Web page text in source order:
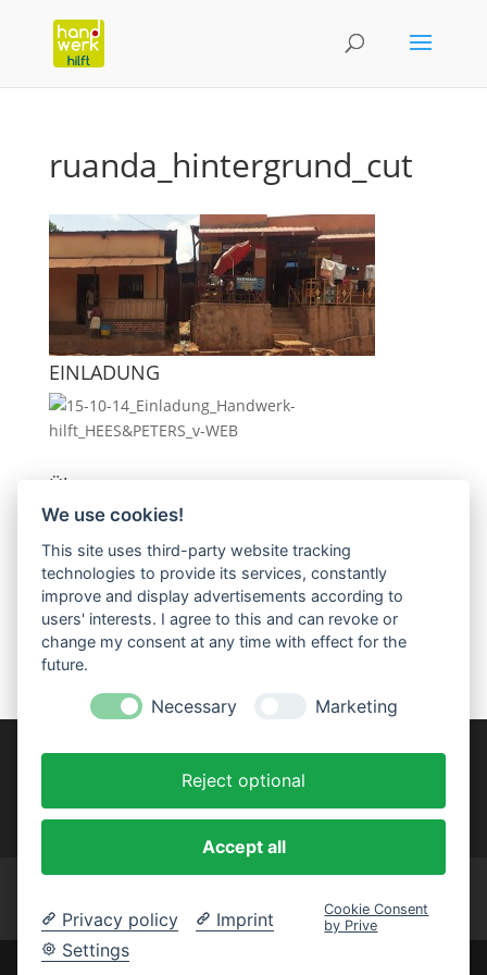
ruanda_hintergrund_cut
EINLADUNG
Über uns:
HANDWERK HILFT e.V. ist aus einer Initiative der
Schreinerinnung Trier-Saarburg entstanden.
Satzungsgemäßes Ziel des gemeinnützigen Vereins
ist die Realisierung sozialer Projekte. Dabei spielt die
Förderung schulischer und beruflicher Ausbildung
eine tragende Rolle.
Cookie-Einstellungen
We use cookies!
This site uses third-party website tracking
technologies to provide its services, constantly
improve and display advertisements according to
users' interests. I agree to this and can revoke or
change my consent at any time with effect for the
future.
Necessary Marketing
Reject optional
Accept all
Privacy policy
Imprint
Settings
Cookie Consent
by Prive